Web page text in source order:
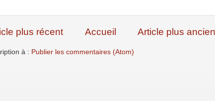
plus récent Article plus ancien
Accueil
à : Publier les commentaires (Atom)